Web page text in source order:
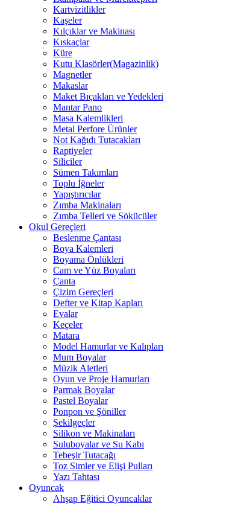
Kartvizitlikler
Kaşeler
Kılçıklar ve Makinası
Kıskaçlar
Küre
Kutu Klasörler(Magazinlik)
Magnetler
Makaslar
Maket Bıçakları ve Yedekleri
Mantar Pano
Masa Kalemlikleri
Metal Perfore Ürünler
Not Kağıdı Tutacakları
Raptiyeler
Siliciler
Sümen Takımları
Toplu İğneler
Yapıştırıcılar
Zımba Makinaları
Zımba Telleri ve Sökücüler
Okul Gereçleri
Beslenme Çantası
Boya Kalemleri
Boyama Önlükleri
Cam ve Yüz Boyaları
Çanta
Çizim Gereçleri
Defter ve Kitap Kapları
Evalar
Keçeler
Matara
Model Hamurlar ve Kalıpları
Mum Boyalar
Müzik Aletleri
Oyun ve Proje Hamurları
Parmak Boyalar
Pastel Boyalar
Ponpon ve Şöniller
Şekilgeçler
Silikon ve Makinaları
Suluboyalar ve Su Kabı
Tebeşir Tutacağı
Toz Simler ve Elişi Pulları
Yazı Tahtası
Oyuncak
Ahşap Eğitici Oyuncaklar